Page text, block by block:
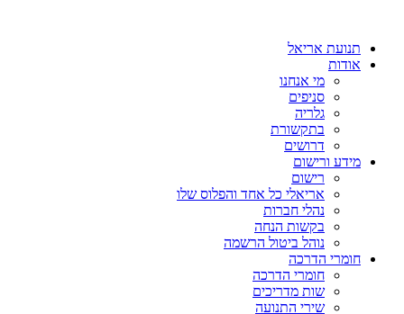
תנועת אריאל
אודות
מי אנחנו
סניפים
גלריה
בתקשורת
דרושים
מידע ורישום
רישום
אריאלי כל אחד והפלוס שלו
נהלי חברות
בקשות הנחה
נוהל ביטול הרשמה
חומרי הדרכה
חומרי הדרכה
שות מדריכים
שירי התנועה